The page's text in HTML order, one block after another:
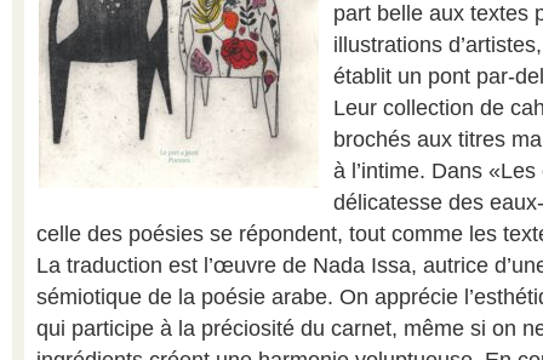
part belle aux textes
illustrations
établit un pont par-
Leur collection de
brochés aux titres
à l’intime. Dans
délicatesse des
celle des poésies se répondent, tout comme les
La traduction est l’œuvre de Nada Issa, autrice
sémiotique de la poésie arabe. On apprécie
qui participe à la préciosité du carnet, même si on